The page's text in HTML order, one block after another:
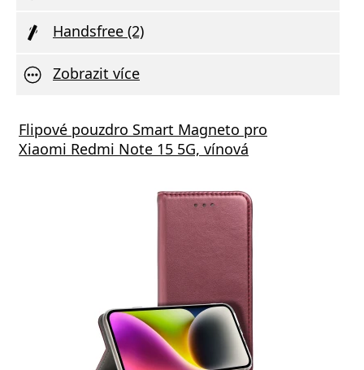
Handsfree (2)
Zobrazit více
Flipové pouzdro Smart Magneto pro
Xiaomi Redmi Note 15 5G, vínová